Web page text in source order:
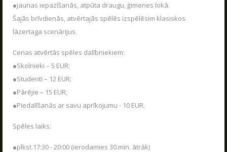
●jaunas iepazīšanās, atpūta draugu, ģimenes lokā.
Šajās brīvdienās, atvērtajās spēlēs izspēlēsim klasiskos
lāzertaga scenārijus.
Cenas atvērtās spēles dalībniekiem:
●Skolnieki – 5 EUR;
●Studenti – 12 EUR;
●Pārējie – 15 EUR;
●Piedalīšanās ar savu aprīkojumu - 10 EUR.
Spēles laiks:
●plkst.17:30 - 20:00 (ierodamies 30.min. ātrāk)
Action-kvests "Bunkurs"!
Izbraukuma lāzertaga spēles
04.06.2026
Poligon 1 Siguldā ir plašs pakalpojumu klāsts.
UZRAKSTĪT MUMS
Raksti mums savus jautājumus, atsauksmes un priekšlikumus